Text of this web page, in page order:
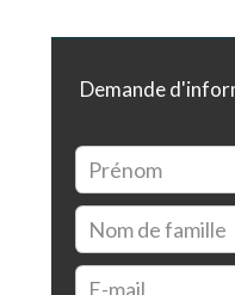
Demande